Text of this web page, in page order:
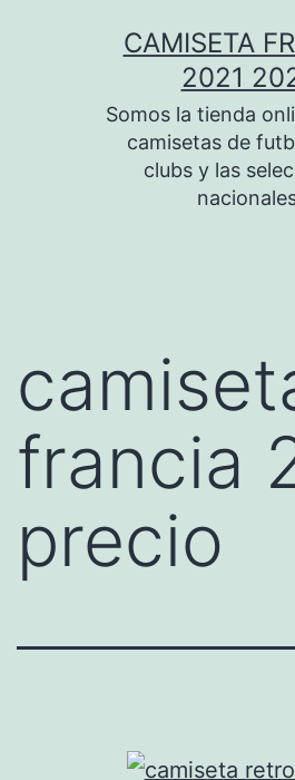
CAMISETA
2021
Somos la tienda
camisetas de
clubs y las
francia
precio